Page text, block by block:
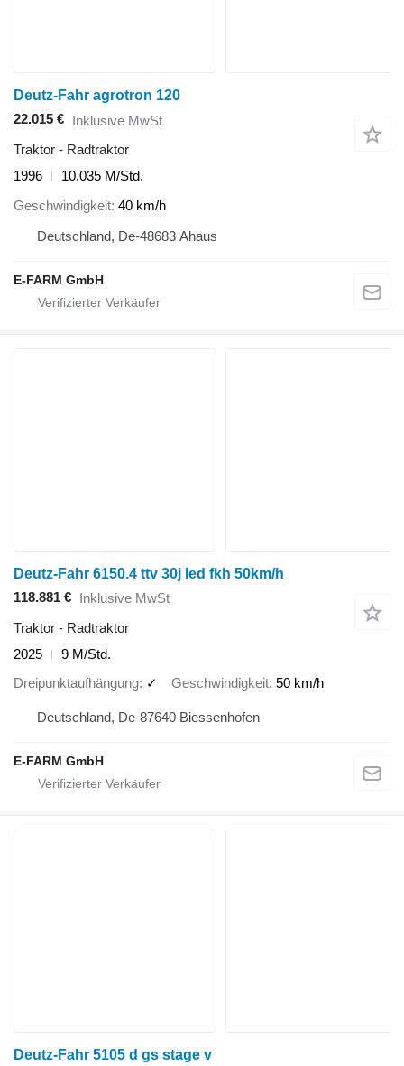
Deutz-Fahr agrotron 120
22.015 € Inklusive MwSt
Traktor - Radtraktor
1996
10.035 M/Std.
Geschwindigkeit 40 km/h
Deutschland, De-48683 Ahaus
E-FARM GmbH
Deutz-Fahr 6150.4 ttv 30j led fkh 50km/h
118.881 € Inklusive MwSt
Traktor - Radtraktor
2025
9 M/Std.
Dreipunktaufhängung ✓ Geschwindigkeit 50 km/h
Deutschland, De-87640 Biessenhofen
E-FARM GmbH
Deutz-Fahr 5105 d gs stage v